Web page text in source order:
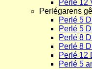
Perlé 12
Perlégarens
Perlé 5
Perlé 5
Perlé 8
Perlé 8
Perlé 12
Perlé 5